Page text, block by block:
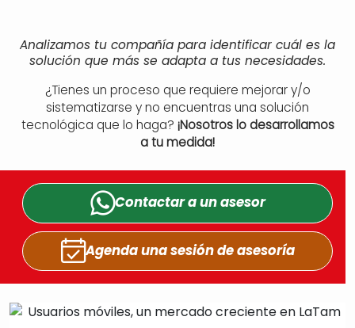
Analizamos tu compañía para identificar cuál es la
solución que más se adapta a tus necesidades.
¿Tienes un proceso que requiere mejorar y/o
sistematizarse y no encuentras una solución
tecnológica que lo haga? ¡Nosotros lo desarrollamos
a tu medida!
Contactar a unasesor
Agenda una sesiónde asesoría